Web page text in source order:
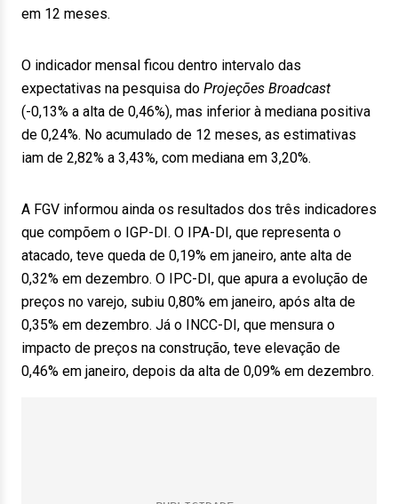
em 12 meses.
O indicador mensal ficou dentro intervalo das
expectativas na pesquisa do Projeções Broadcast
(-0,13% a alta de 0,46%), mas inferior à mediana positiva
de 0,24%. No acumulado de 12 meses, as estimativas
iam de 2,82% a 3,43%, com mediana em 3,20%.
A FGV informou ainda os resultados dos três indicadores
que compõem o IGP-DI. O IPA-DI, que representa o
atacado, teve queda de 0,19% em janeiro, ante alta de
0,32% em dezembro. O IPC-DI, que apura a evolução de
preços no varejo, subiu 0,80% em janeiro, após alta de
0,35% em dezembro. Já o INCC-DI, que mensura o
impacto de preços na construção, teve elevação de
0,46% em janeiro, depois da alta de 0,09% em dezembro.